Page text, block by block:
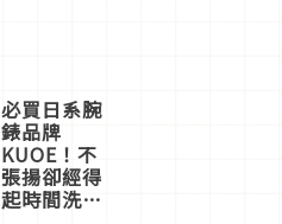
必買日系腕
錶品牌
KUOE！不
張揚卻經得
起時間洗鍊